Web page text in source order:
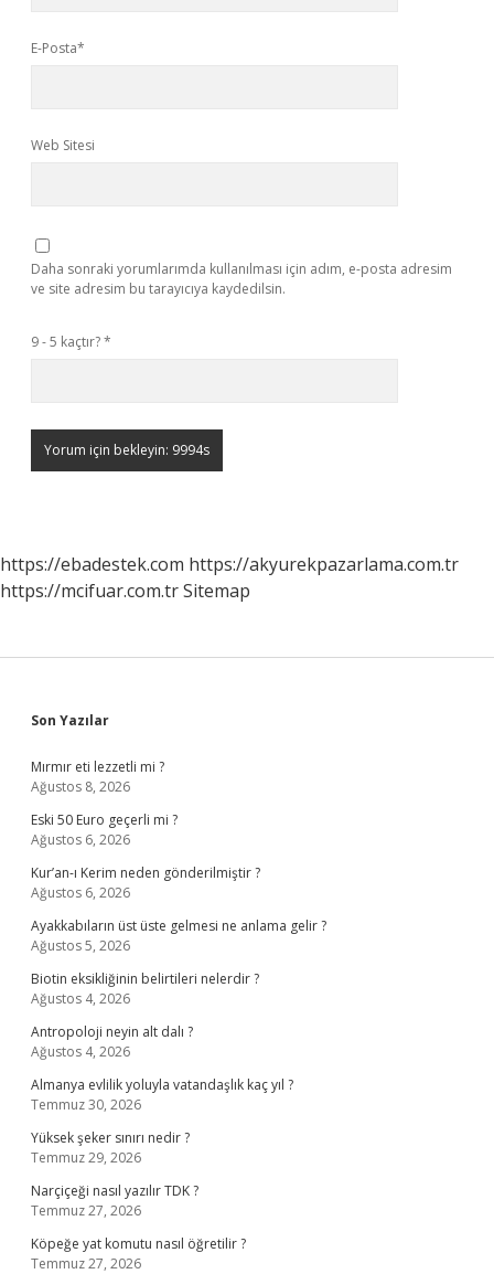
E-Posta*
Web Sitesi
Daha sonraki yorumlarımda kullanılması için adım, e-posta adresim
ve site adresim bu tarayıcıya kaydedilsin.
9 - 5 kaçtır?*
https://ebadestek.com https://akyurekpazarlama.com.tr
https://mcifuar.com.trSitemap
Sidebar
Son Yazılar
Mırmır eti lezzetli mi ?
Ağustos 8, 2026
Eski 50 Euro geçerli mi ?
Ağustos 6, 2026
Kur’an-ı Kerim neden gönderilmiştir ?
Ağustos 6, 2026
Ayakkabıların üst üste gelmesi ne anlama gelir ?
Ağustos 5, 2026
Biotin eksikliğinin belirtileri nelerdir ?
Ağustos 4, 2026
Antropoloji neyin alt dalı ?
Ağustos 4, 2026
Almanya evlilik yoluyla vatandaşlık kaç yıl ?
Temmuz 30, 2026
Yüksek şeker sınırı nedir ?
Temmuz 29, 2026
Narçiçeği nasıl yazılır TDK ?
Temmuz 27, 2026
Köpeğe yat komutu nasıl öğretilir ?
Temmuz 27, 2026